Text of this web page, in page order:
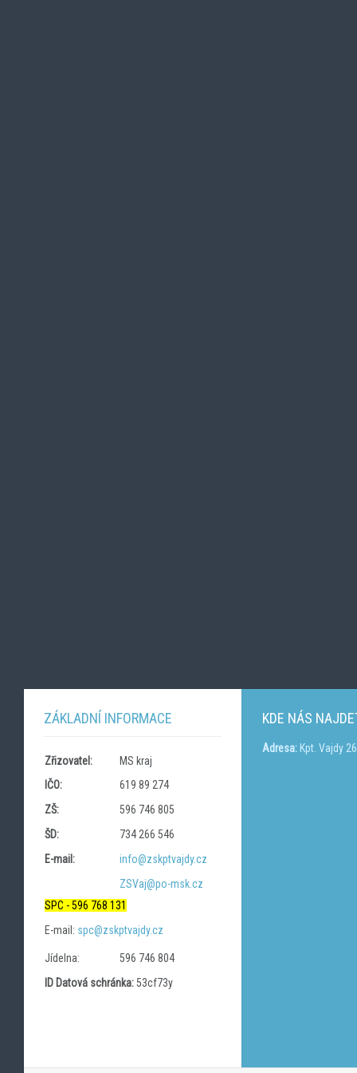
ZÁKLADNÍ INFORMACE
Zřizovatel:
MS kraj
IČO:
619 89 274
ZŠ:
596 746 805
ŠD:
734 266 546
E-mail:
info@zskptvajdy.cz
ZSVaj@po-msk.cz
SPC - 596 768 131
E-mail: spc@zskptvajdy.cz
Jídelna:
596 746 804
ID Datová schránka:53cf73y
KDE NÁS
Adresa:Kpt. Vajdy